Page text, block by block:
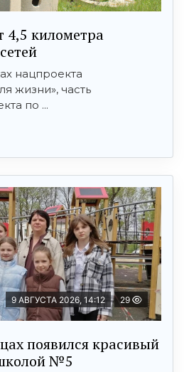
4,5 километра
нацпроекта
жизни», часть
по ...
9 АВГУСТА 2026, 14:12 29
появился красивый
№5